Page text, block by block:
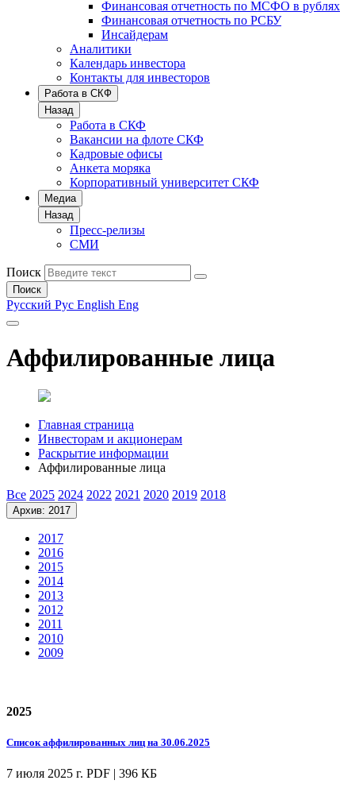
Финансовая отчетность по МСФО в рублях
Финансовая отчетность по РСБУ
Инсайдерам
Аналитики
Календарь инвестора
Контакты для инвесторов
Работа в СКФ
Назад
Работа в СКФ
Вакансии на флоте СКФ
Кадровые офисы
Анкета моряка
Корпоративный университет СКФ
Медиа
Назад
Пресс-релизы
СМИ
Поиск
Поиск
Русский Рус English Eng
Аффилированные лица
Главная страница
Инвесторам и акционерам
Раскрытие информации
Аффилированные лица
Все 2025 2024 2022 2021 2020 2019 2018
Архив: 2017
2017
2016
2015
2014
2013
2012
2011
2010
2009
2025
Список аффилированных лиц на 30.06.2025
7 июля 2025 г. PDF | 396 КБ